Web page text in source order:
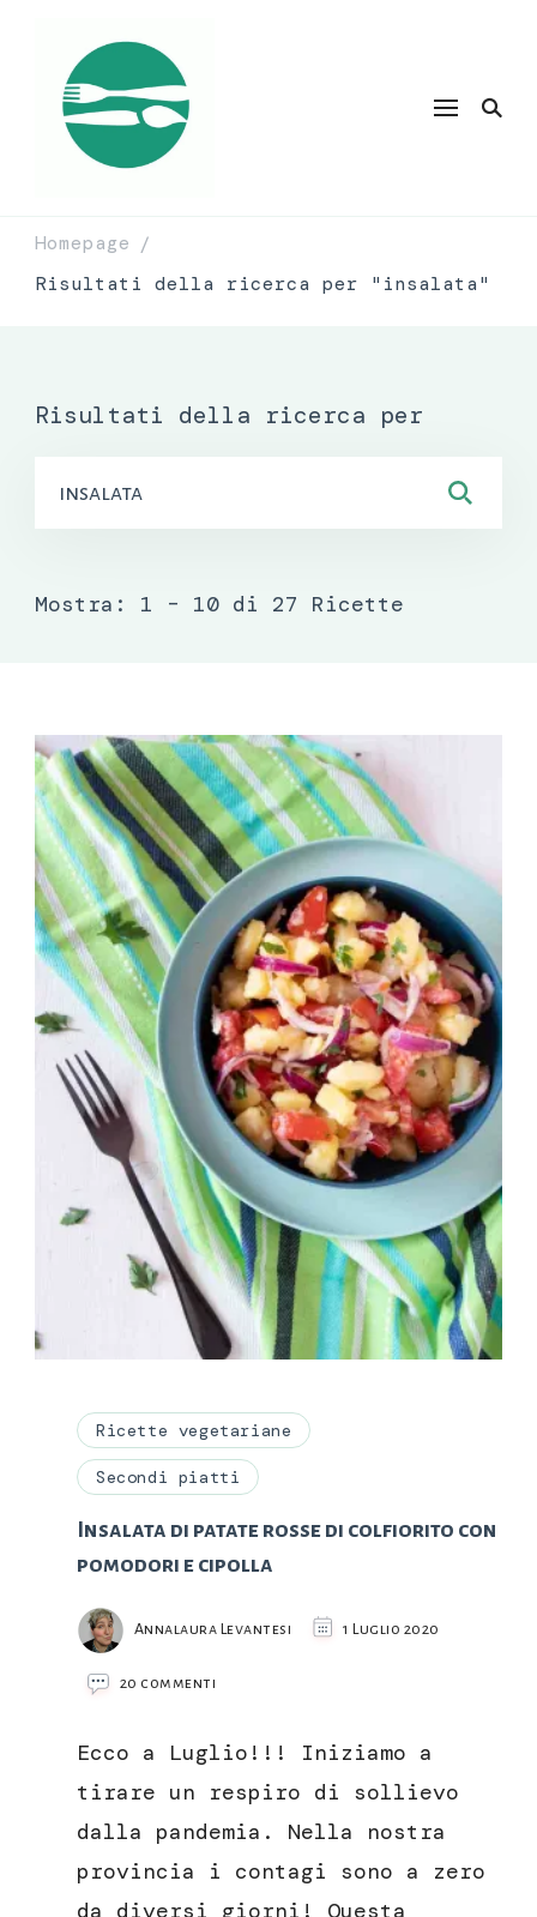
Homepage /
Risultati della ricerca per "insalata"
Risultati della ricerca per
Mostra: 1 – 10 di 27 Ricette
Ricette vegetariane
Secondi piatti
Insalata di patate rosse di colfiorito con
pomodori e cipolla
Annalaura Levantesi 1 Luglio 2020
20 commenti
patate
colfiorito
pomodori
Ecco a Luglio!!! Iniziamo a
tirare un respiro di sollievo
dalla pandemia. Nella nostra
provincia i contagi sono a zero
da diversi giorni! Questa